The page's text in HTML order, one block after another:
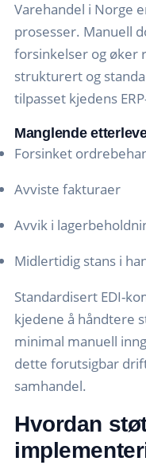
Varehandel i Norge
prosesser. Manuell
forsinkelser og øker
strukturert og
tilpasset kjedens
Manglende
Forsinket
Avviste fakturaer
Avvik i
Midlertidig stans i
Standardisert EDI-
kjedene å håndtere
minimal manuell
dette forutsigbar
samhandel.
Hvordan